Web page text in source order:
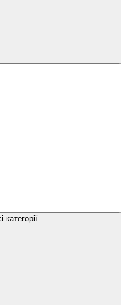
категорії